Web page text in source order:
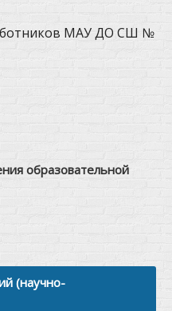
МАУ ДО СШ №
образовательной
(научно-